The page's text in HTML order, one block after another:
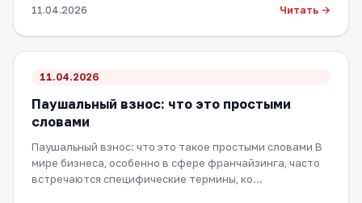
11.04.2026 Читать →
11.04.2026
Паушальный взнос: что это простыми
словами
Паушальный взнос: что это такое простыми словами В
мире бизнеса, особенно в сфере франчайзинга, часто
встречаются специфические термины, ко…